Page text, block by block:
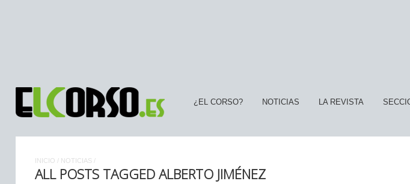
¿EL CORSO? NOTICIAS LA REVISTA
INICIO / NOTICIAS /
ALL POSTS TAGGED ALBERTO JIMÉNEZ